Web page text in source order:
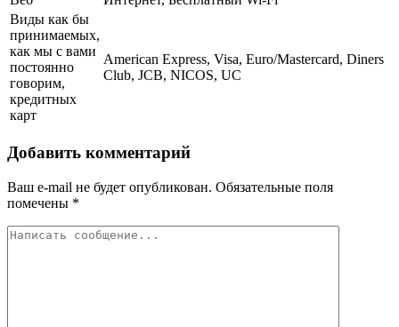
Виды как бы
принимаемых,
как мы с вами
постоянно
говорим,
кредитных
карт
American Express, Visa, Euro/Mastercard, Diners
Club, JCB, NICOS, UC
Добавить комментарий
Ваш e-mail не будет опубликован. Обязательные поля
помечены *